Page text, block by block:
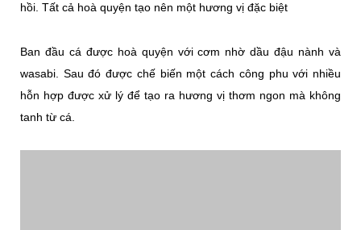
hồi. Tất cả hoà quyện tạo nên một hương vị đặc biệt
Ban đầu cá được hoà quyện với cơm nhờ dầu đậu nành và
wasabi. Sau đó được chế biến một cách công phu với nhiều
hỗn hợp được xử lý để tạo ra hương vị thơm ngon mà không
tanh từ cá.